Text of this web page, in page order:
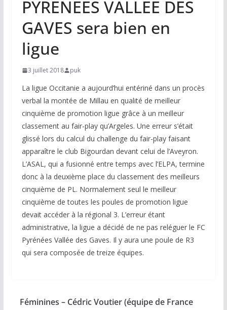
PYRENEES VALLEE DES
GAVES sera bien en
ligue
3 juillet 2018 puk
La ligue Occitanie a aujourd’hui entériné dans un procès
verbal la montée de Millau en qualité de meilleur
cinquième de promotion ligue grâce à un meilleur
classement au fair-play qu’Argeles. Une erreur s’était
glissé lors du calcul du challenge du fair-play faisant
apparaître le club Bigourdan devant celui de l’Aveyron.
L’ASAL, qui a fusionné entre temps avec l’ELPA, termine
donc à la deuxième place du classement des meilleurs
cinquième de PL. Normalement seul le meilleur
cinquième de toutes les poules de promotion ligue
devait accéder à la régional 3. L’erreur étant
administrative, la ligue a décidé de ne pas reléguer le FC
Pyrénées Vallée des Gaves. Il y aura une poule de R3
qui sera composée de treize équipes.
Féminines – Cédric Voutier (équipe de France